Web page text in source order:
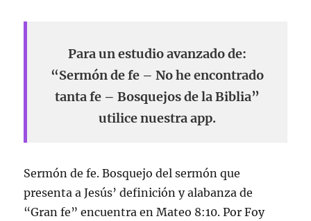
Para un estudio avanzado de:
“Sermón de fe – No he encontrado
tanta fe – Bosquejos de la Biblia”
utilice nuestra app.
Sermón de fe. Bosquejo del sermón que
presenta a Jesús’ definición y alabanza de
“Gran fe” encuentra en Mateo 8:10. Por Foy